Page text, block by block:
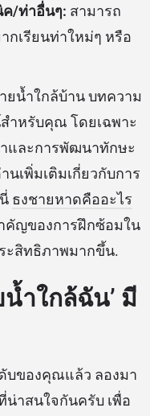
ค/ท่าอื่นๆ: สามารถ
กเรียนท่าใหม่ๆ หรือ
ยน้ำใกล้บ้าน บทความ
ำหรับคุณ โดยเฉพาะ
และการพัฒนาทักษะ
เพิ่มเติมเกี่ยวกับการ
ธงชายหาดคืออะไร
คัญของการฝึกซ้อมใน
ะสิทธิภาพมากขึ้น.
น้ำใกล้ฉัน’ มี
บของคุณแล้ว ลองมา
าสนใจกันครับ เพื่อ